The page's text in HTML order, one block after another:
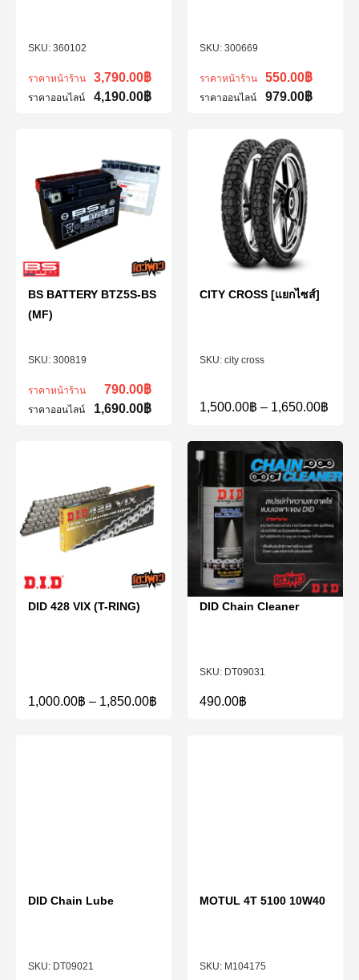
360102
ราคาหน้าร้าน 3,790.00฿
ราคาออนไลน์ 4,190.00฿
300669
ราคาหน้าร้าน 550.00฿
ราคาออนไลน์ 979.00฿
300819
BS BATTERY BTZ5S-BS
(MF)
ราคาหน้าร้าน 790.00฿
ราคาออนไลน์ 1,690.00฿
city cross
CITY CROSS [แยกไซส์]
1,500.00฿ – 1,650.00฿
DID 428 VIX (T-RING)
1,000.00฿ – 1,850.00฿
DT09031
DID Chain Cleaner
490.00฿
DT09021
DID Chain Lube
M104175
MOTUL 4T 5100 10W40